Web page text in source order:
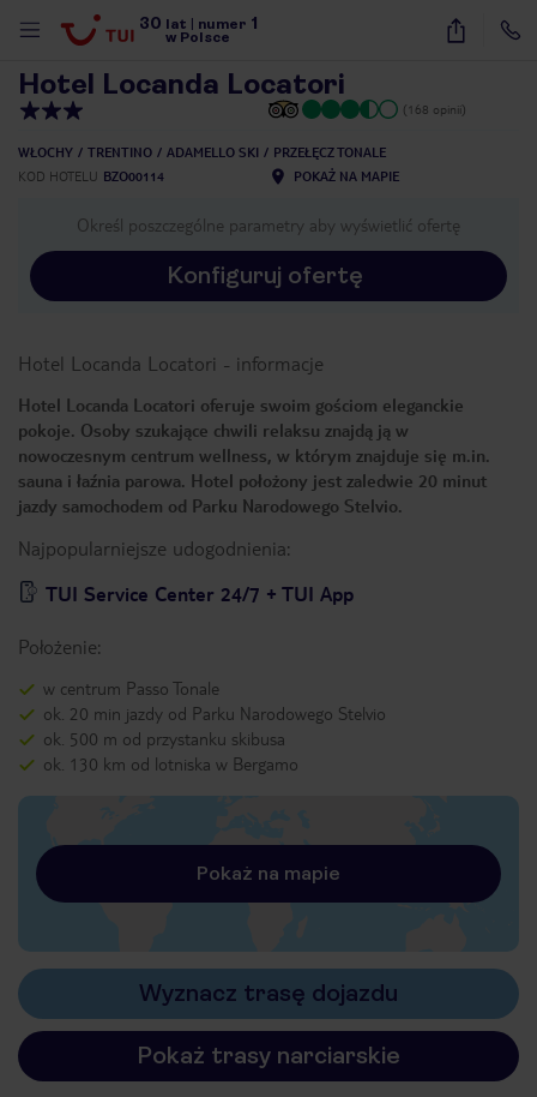
30 lat numer 1
w Polsce
16
Hotel Locanda Locatori
(168 opinii)
WŁOCHY TRENTINO ADAMELLO SKI
PRZEŁĘCZ TONALE
KOD HOTELU BZO00114 POKAŻ NA MAPIE
Określ poszczególne parametry aby wyświetlić ofertę
Konfiguruj ofertę
Hotel Locanda Locatori - informacje
Hotel Locanda Locatori oferuje swoim gościom eleganckie
pokoje. Osoby szukające chwili relaksu znajdą ją w
nowoczesnym centrum wellness, w którym znajduje się m.in.
sauna i łaźnia parowa. Hotel położony jest zaledwie 20 minut
jazdy samochodem od Parku Narodowego Stelvio.
Najpopularniejsze udogodnienia:
TUI Service Center 24/7 + TUI App
Położenie:
w centrum Passo Tonale
ok. 20 min jazdy od Parku Narodowego Stelvio
ok. 500 m od przystanku skibusa
ok. 130 km od lotniska w Bergamo
Pokaż na mapie
Wyznacz trasę dojazdu
Pokaż trasy narciarskie